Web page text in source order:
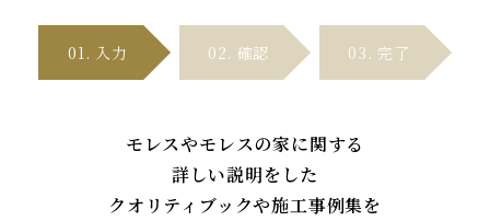
01. 入 力 02. 確認 03. 完 了
モレスやモレスの家に関する
詳しい説明をした
クオリティブックや施工事例集を